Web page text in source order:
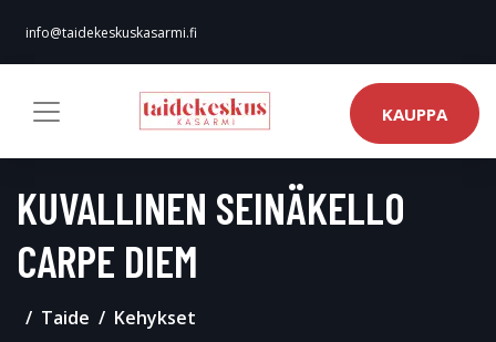
info@taidekeskuskasarmi.fi
KAUPPA
KUVALLINEN SEINÄKELLO
CARPE DIEM
Taide Kehykset